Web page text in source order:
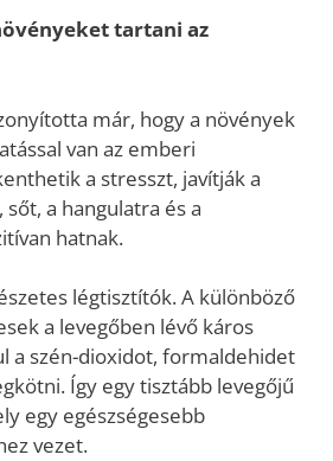
tartani az
már, hogy a növények
van az emberi
a stresszt, javítják a
a hangulatra és a
hatnak.
légtisztítók. A különböző
a levegőben lévő káros
a szén-dioxidot, formaldehidet
Így egy tisztább levegőjű
egy egészségesebb
vezet.